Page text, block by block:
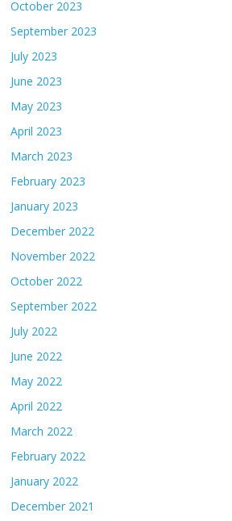
October 2023
September 2023
July 2023
June 2023
May 2023
April 2023
March 2023
February 2023
January 2023
December 2022
November 2022
October 2022
September 2022
July 2022
June 2022
May 2022
April 2022
March 2022
February 2022
January 2022
December 2021